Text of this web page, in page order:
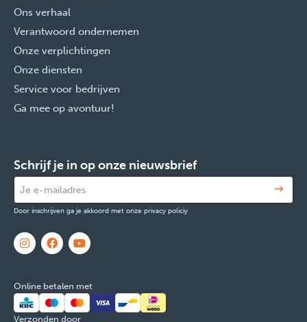
Ons verhaal
Verantwoord ondernemen
Onze verplichtingen
Onze diensten
Service voor bedrijven
Ga mee op avontuur!
Schrijf je in op onze nieuwsbrief
Door inschrijven ga je akkoord met onze privacy policiy
Online betalen met
Verzonden door